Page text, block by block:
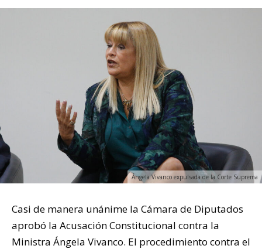
Ángela Vivanco expulsada de la Corte Suprema
Casi de manera unánime la Cámara de Diputados
aprobó la Acusación Constitucional contra la
Ministra Ángela Vivanco. El procedimiento contra el